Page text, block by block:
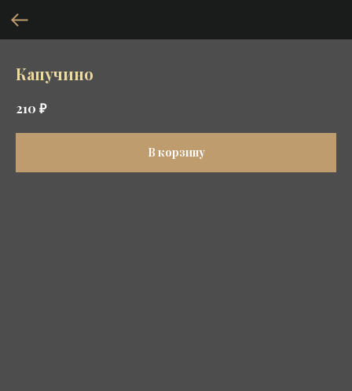
Капучино
210 ₽
В корзину